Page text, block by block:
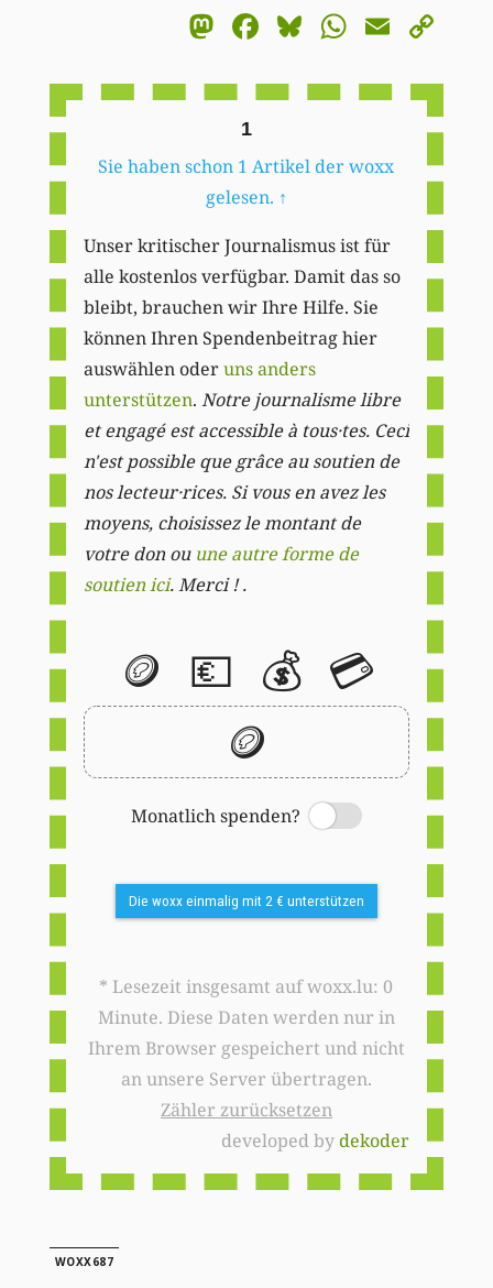
Mastodon
Facebook
BlueskyEmail
1
Sie haben schon 1 Artikel der woxx
gelesen. ↑
Unser kritischer Journalismus ist für
alle kostenlos verfügbar. Damit das so
bleibt, brauchen wir Ihre Hilfe. Sie
können Ihren Spendenbeitrag hier
auswählen oderuns anders
unterstützen. Notre journalisme libre
et engagé est accessible à tous·tes. Ceci
n'est possible que grâce au soutien de
nos lecteur·rices. Si vous en avez les
moyens, choisissez le montant de
votre don ou une autre forme de
soutien ici. Merci ! .
🪙 💶 💰 💳
🪙
Monatlich spenden?
Switch
Die woxx einmalig mit 2 € unterstützen
* Lesezeit insgesamt auf woxx.lu: 0
Minute. Diese Daten werden nur in
Ihrem Browser gespeichert und nicht
an unsere Server übertragen.
Zähler zurücksetzen
developed bydekoder
WOXX687